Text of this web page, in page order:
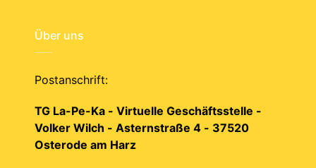
Über uns
Postanschrift:
TG La-Pe-Ka - Virtuelle Geschäftsstelle -
Volker Wilch - Asternstraße 4 - 37520
Osterode am Harz